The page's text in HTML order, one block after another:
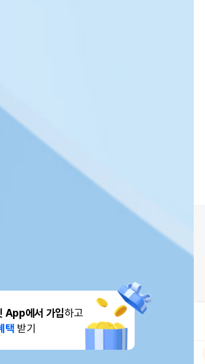
App에서 가입하고
택 받기